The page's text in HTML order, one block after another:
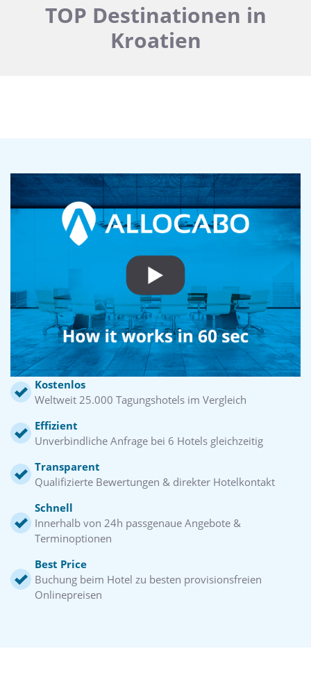
TOP Destinationen in
Kroatien
Kostenlos
Weltweit 25.000 Tagungshotels im Vergleich
Effizient
Unverbindliche Anfrage bei 6 Hotels gleichzeitig
Transparent
Qualifizierte Bewertungen & direkter Hotelkontakt
Schnell
Innerhalb von 24h passgenaue Angebote &
Terminoptionen
Best Price
Buchung beim Hotel zu besten provisionsfreien
Onlinepreisen